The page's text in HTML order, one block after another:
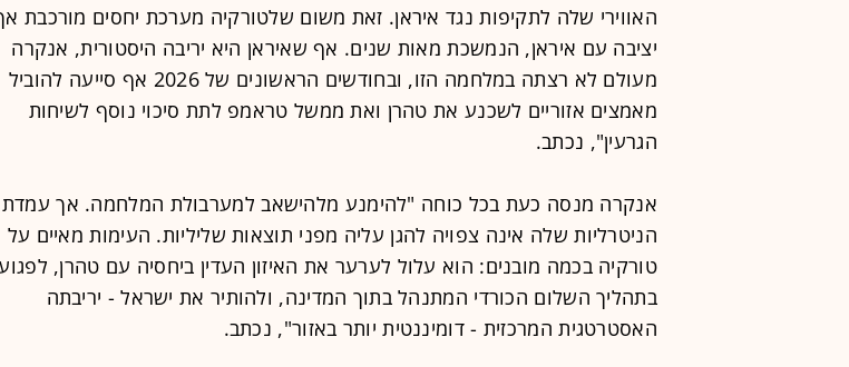
האווירי שלה לתקיפות נגד איראן. זאת משום שלטורקיה מערכת יחסים מורכבת
יציבה עם איראן, הנמשכת מאות שנים. אף שאיראן היא יריבה היסטורית, אנקרה
מעולם לא רצתה במלחמה הזו, ובחודשים הראשונים של 2026 אף סייעה להוביל
מאמצים אזוריים לשכנע את טהרן ואת ממשל טראמפ לתת סיכוי נוסף לשיחות
הגרעין", נכתב.
אנקרה מנסה כעת בכל כוחה "להימנע מלהישאב למערבולת המלחמה. אך עמדת
הניטרליות שלה אינה צפויה להגן עליה מפני תוצאות שליליות. העימות מאיים על
טורקיה בכמה מובנים: הוא עלול לערער את האיזון העדין ביחסיה עם טהרן, לפגוע
בתהליך השלום הכורדי המתנהל בתוך המדינה, ולהותיר את ישראל - יריבתה
האסטרטגית המרכזית - דומיננטית יותר באזור", נכתב.